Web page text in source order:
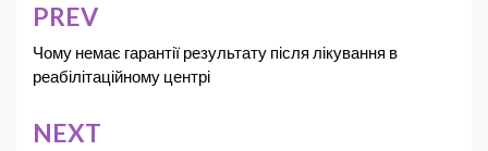
PREV
Чому немає гарантії результату після лікування в
реабілітаційному центрі
NEXT